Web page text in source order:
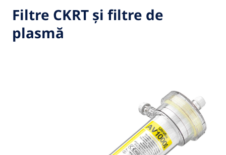
Filtre CKRT și filtre de
plasmă